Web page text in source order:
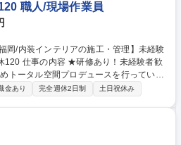
職人/現場作業員
経験者歓
トータル空間プロデュースを行っている
施工及び管理をお任せ【詳細】■施工⇒
当社では、企画・デザインからアフター
トしています。内装やインテリアにご興
金あり 完全週休2日制 土日祝休み